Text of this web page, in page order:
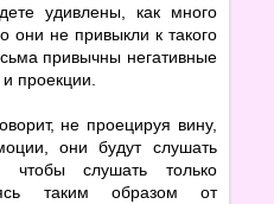
удивлены, как много
они не привыкли к такого
привычны негативные
проекции.
не проецируя вину,
они будут слушать
чтобы слушать только
таким образом от